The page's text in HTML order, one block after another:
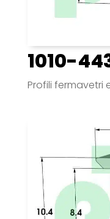
1010-
Profili fermavetri